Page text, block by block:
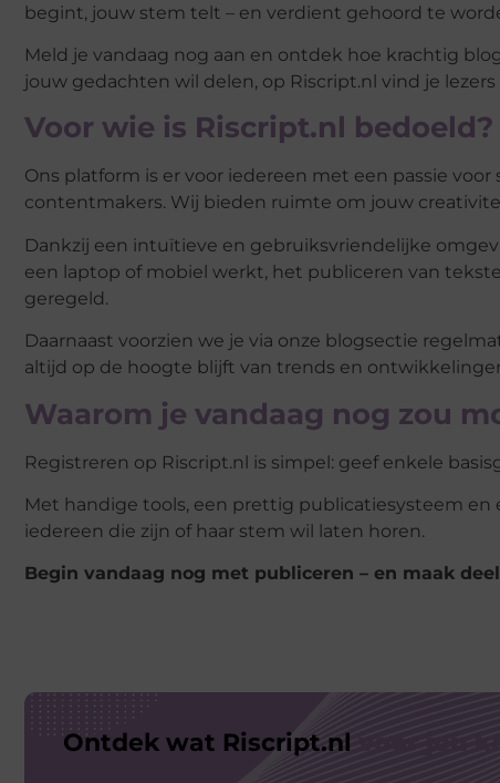
begint, jouw stem telt – en verdient gehoord te
Meld je vandaag nog aan en ontdek hoe krachtig
jouw gedachten wil delen, op Riscript.nl vind je
Voor wie is Riscript.nl bedoeld?
Ons platform is er voor iedereen met een passie
contentmakers. Wij bieden ruimte om jouw
Dankzij een intuïtieve en gebruiksvriendelijke
een laptop of mobiel werkt, het publiceren van
geregeld.
Daarnaast voorzien we je via onze blogsectie
altijd op de hoogte blijft van trends en
Waarom je vandaag nog zou
Registreren op Riscript.nl is simpel: geef enkele
Met handige tools, een prettig publicatiesysteem
iedereen die zijn of haar stem wil laten horen.
Begin vandaag nog met publiceren – en maak
Ontdek wat Riscript.nl